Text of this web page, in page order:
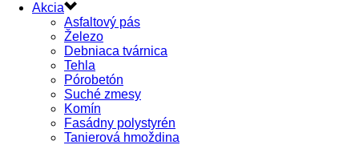
Akcia
Asfaltový pás
Železo
Debniaca tvárnica
Tehla
Pórobetón
Suché zmesy
Komín
Fasádny polystyrén
Tanierová hmoždina